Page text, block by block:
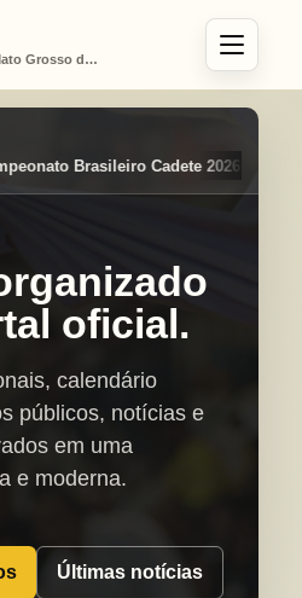
Federação de Judô de Mato Grosso do Sul
os destaques nacionais Mato
oficial.
calendário
públicos, notícias e
em uma
e moderna.
Últimas notícias